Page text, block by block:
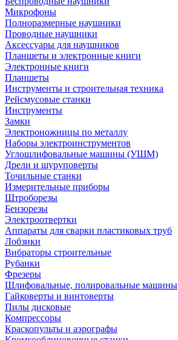
Микрофоны
Полноразмерные наушники
Проводные наушники
Аксессуары для наушников
Планшеты и электронные книги
Электронные книги
Планшеты
Инструменты и строительная техника
Рейсмусовые станки
Инструменты
Замки
Электроножницы по металлу
Наборы электроинструментов
Углошлифовальные машины (УШМ)
Дрели и шуруповерты
Точильные станки
Измерительные приборы
Штроборезы
Бензорезы
Электроотвертки
Аппараты для сварки пластиковых труб
Лобзики
Вибраторы строительные
Рубанки
Фрезеры
Шлифовальные, полировальные машины
Гайковерты и винтоверты
Пилы дисковые
Компрессоры
Краскопульты и аэрографы